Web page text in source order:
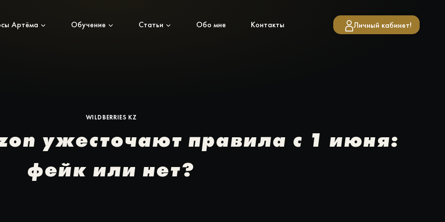
Артёма Обучение Статьи Обо мне Контакты Личный кабинет!
WILDBERRIES KZ
ужесточают правила с 1 июня:
фейк или нет?